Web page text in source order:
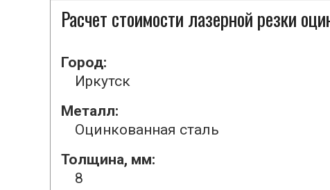
Расчет стоимости лазерной резки
Город:
Иркутск
Металл:
Оцинкованная сталь
Толщина, мм:
8